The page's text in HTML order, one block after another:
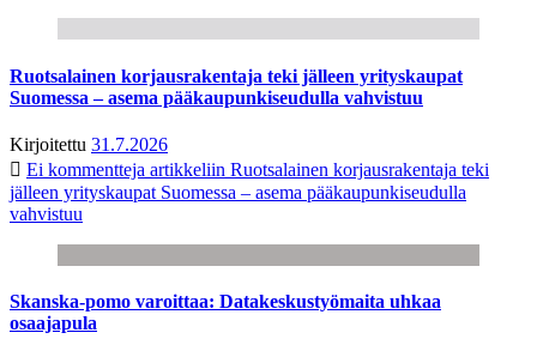
Ruotsalainen korjausrakentaja teki jälleen yrityskaupat
Suomessa – asema pääkaupunkiseudulla vahvistuu
Kirjoitettu 31.7.2026
Ei kommentteja artikkeliin Ruotsalainen korjausrakentaja teki
jälleen yrityskaupat Suomessa – asema pääkaupunkiseudulla
vahvistuu
Skanska-pomo varoittaa: Datakeskustyömaita uhkaa
osaajapula